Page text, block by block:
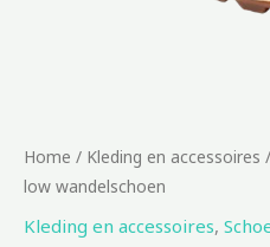
Home / Kleding en accessoires /
low wandelschoen
Kleding en accessoires,